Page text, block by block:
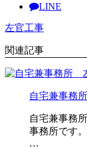
LINE
左官工事
関連記事
自宅兼事務
自宅兼事務
事務所です
…